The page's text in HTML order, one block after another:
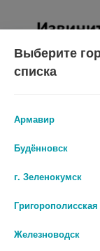
ДИФЕРТОН N60 КАПС
Выберите
списка
Армавир
Будённовск
г. Зеленокумск
Григорополисская
Железноводск